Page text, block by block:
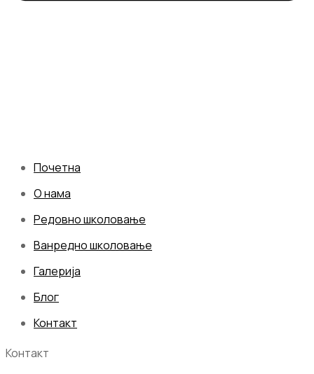
Почетна
О нама
Редовно школовање
Ванредно школовање
Галерија
Блог
Контакт
Контакт